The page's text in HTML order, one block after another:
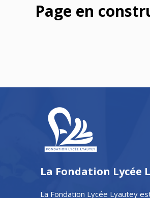
Page en
La Fondation Lycée
La Fondation Lycée Lyautey